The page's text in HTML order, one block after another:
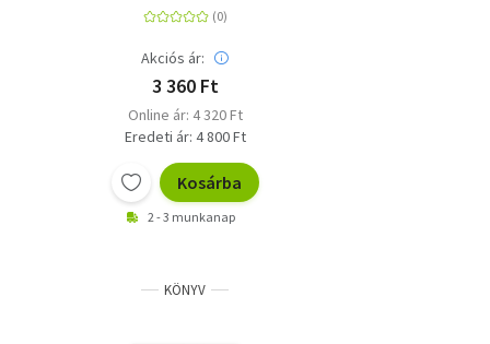
Akciós ár:
3 360 Ft
Online ár: 4 320 Ft
Eredeti ár: 4 800 Ft
Kosárba
2 - 3 munkanap
KÖNYV